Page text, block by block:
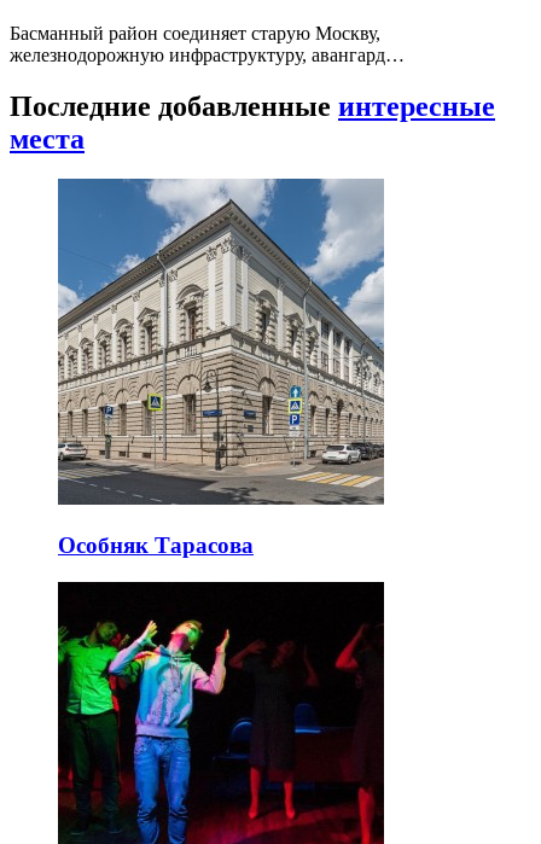
Басманный район соединяет старую Москву,
железнодорожную инфраструктуру, авангард…
Последние добавленные интересные
места
Особняк Тарасова